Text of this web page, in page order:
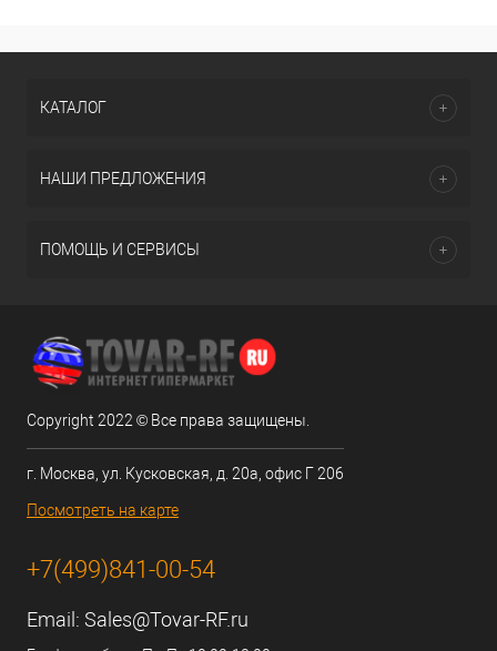
КАТАЛОГ
НАШИ ПРЕДЛОЖЕНИЯ
ПОМОЩЬ И СЕРВИСЫ
Copyright 2022 © Все права защищены.
г. Москва, ул. Кусковская, д. 20а, офис Г 206
Посмотреть на карте
+7(499)841-00-54
Email: Sales@Tovar-RF.ru